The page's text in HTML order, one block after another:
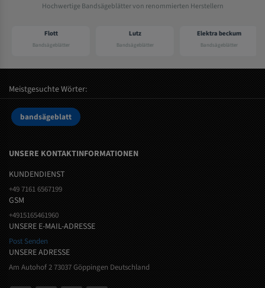
Hochwertige Bandsägeblätter von renommierten Herstellern
Flott
Bandsägeblätter
Lutz
Bandsägeblätter
Elektra beckum
Bandsägeblätter
Meistgesuchte Wörter:
bandsägeblatt
UNSERE KONTAKTINFORMATIONEN
KUNDENDIENST
+49 7161 6567199
GSM
+4915165461960
UNSERE E-MAIL-ADRESSE
Post Senden
UNSERE ADRESSE
Am Autohof 2 73037 Göppingen Deutschland